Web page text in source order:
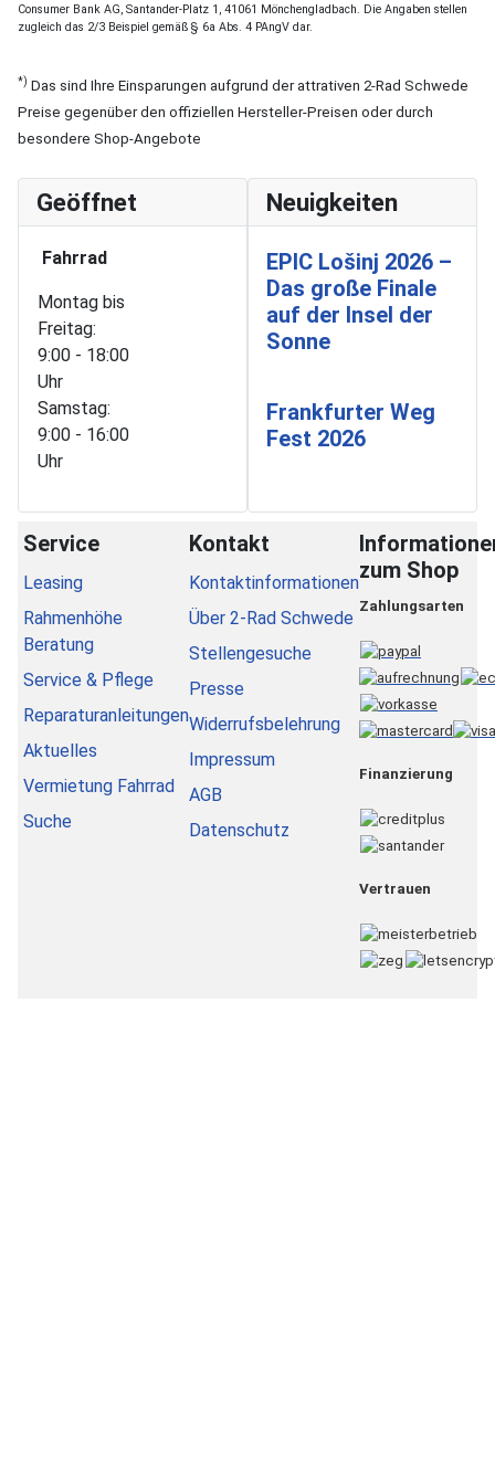
Consumer Bank AG, Santander-Platz 1, 41061 Mönchengladbach. Die Angaben stellen
zugleich das 2/3 Beispiel gemäß § 6a Abs. 4 PAngV dar.
*) Das sind Ihre Einsparungen aufgrund der attrativen 2-Rad Schwede
Preise gegenüber den offiziellen Hersteller-Preisen oder durch
besondere Shop-Angebote
Geöffnet
Fahrrad
Montag bis
Freitag:
9:00 - 18:00
Uhr
Samstag:
9:00 - 16:00
Uhr
Neuigkeiten
EPIC Lošinj 2026 –
Das große Finale
auf der Insel der
Sonne
Frankfurter Weg
Fest 2026
Service
Leasing
Rahmenhöhe
Beratung
Service & Pflege
Reparaturanleitungen
Aktuelles
Vermietung Fahrrad
Suche
Kontakt
Kontaktinformationen
Über 2-Rad Schwede
Stellengesuche
Presse
Widerrufsbelehrung
Impressum
AGB
Datenschutz
zum Shop
Zahlungsarten
Finanzierung
Vertrauen